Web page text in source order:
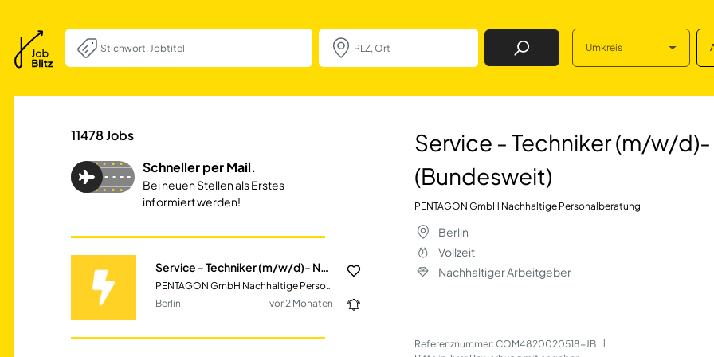
Job Finden Umkreis
Service - Techniker (m/w/d)-
11478Jobs
Schneller per Mail.
Bei neuen Stellen als Erstes
informiert werden!
Service - Techniker (m/w/d)- Nutzfahrzeuge (Bundesweit)
PENTAGON GmbH Nachhaltige Personalberatung
Berlin
vor 2 Monaten
Service - Techniker (m/w/
(Bundesweit)
PENTAGON GmbH Nachhaltige Personalberatung
Berlin
Vollzeit
Nachhaltiger Arbeitgeber
Referenznummer: COM4820020518-JB